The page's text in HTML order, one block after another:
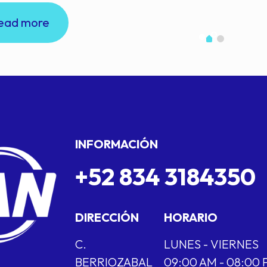
more
INFORMACIÓN
+52 834 3184350
DIRECCIÓN
C.
BERRIOZABAL
HORARIO
LUNES - VIERNES
09:00 AM - 08:00